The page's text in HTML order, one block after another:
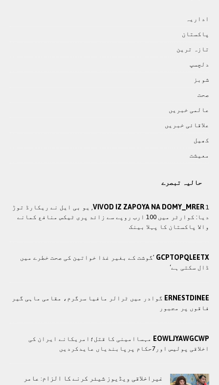
اداريہ
پاکستان
تازہ ترين
دلچسپ
شوبز
صحت
عالمی خبريں
علاقائی خبريں
کھيل
معيشت
حالیہ تبصرے
VIVOD IZ ZAPOYA NA DOMY_MRER1, یو بی ایل نے ریکارڈ توڑ
دیا: کوارٹر میں 100 ارب روپے سے زائد پری ٹیکس منافع کمانے
والا پاکستان کا پہلا بینک
GCPTOPQLEETX ’گوشت کے بغیر غذا خواتین کی صحت خطرے میں
ڈال سکتی ہے‘
ERNESTDINEE گوادر میں ٹرالر مافیا سرگرم، مقامی ماہی گیر
فاقوں پر مجبور
EOWLJYAWGCWP مہساامینی کا قتل؛امریکانے ایران کی
اخلاقی پولیس اور7حکام پرپابندیاں عایدکردیں
غیراخلاقی ویڈیوز شیئر کرنے کا الزام: عامر